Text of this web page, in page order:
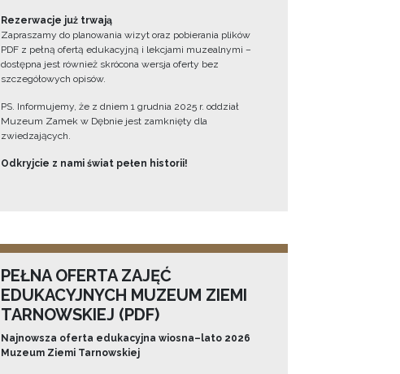
Rezerwacje już trwają
Zapraszamy do planowania wizyt oraz pobierania plików
PDF z pełną ofertą edukacyjną i lekcjami muzealnymi –
dostępna jest również skrócona wersja oferty bez
szczegółowych opisów.
PS. Informujemy, że z dniem 1 grudnia 2025 r. oddział
Muzeum Zamek w Dębnie jest zamknięty dla
zwiedzających.
Odkryjcie z nami świat pełen historii!
PEŁNA OFERTA ZAJĘĆ
EDUKACYJNYCH MUZEUM ZIEMI
TARNOWSKIEJ (PDF)
Najnowsza oferta edukacyjna wiosna–lato 2026
Muzeum Ziemi Tarnowskiej